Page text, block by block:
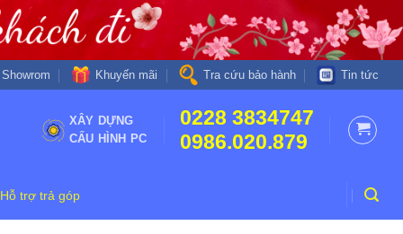
Showrom Khuyến mãi Tra cứu bảo hành Tin tức
XÂY DỰNG
CẤU HÌNH PC
0228 3834747
0986.020.879
Hỗ trợ trả góp